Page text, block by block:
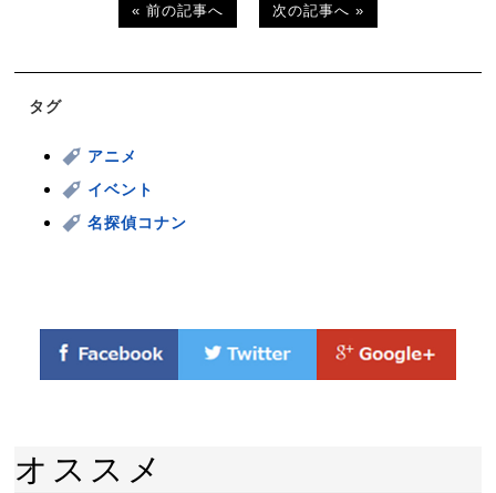
« 前の記事へ 次の記事へ »
タグ
アニメ
イベント
名探偵コナン
オススメ